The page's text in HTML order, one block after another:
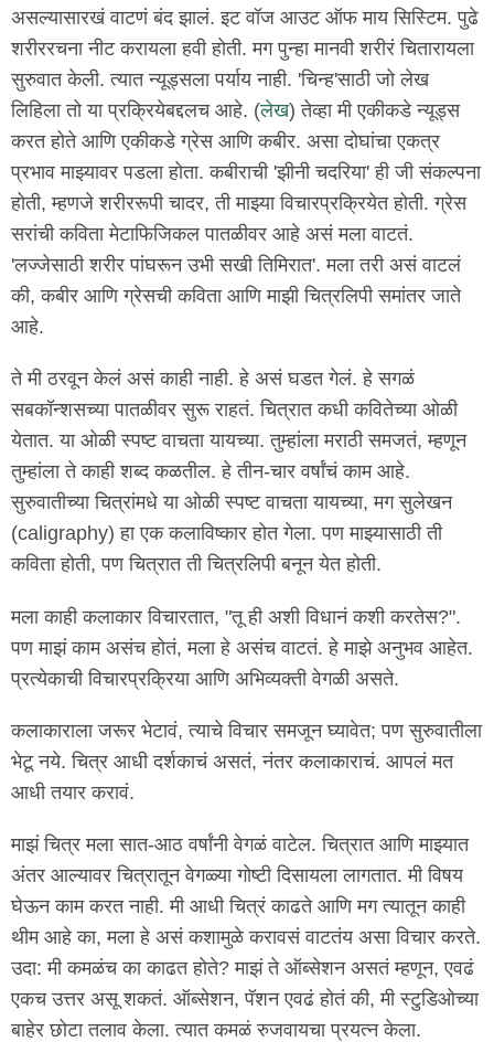
असल्यासारखं वाटणं बंद झालं. इट वॉज आउट ऑफ माय सिस्टिम. पुढे
शरीररचना नीट करायला हवी होती. मग पुन्हा मानवी शरीरं चितारायला
सुरुवात केली. त्यात न्यूड्सला पर्याय नाही. 'चिन्ह'साठी जो लेख
लिहिला तो या प्रक्रियेबद्दलच आहे. (लेख) तेव्हा मी एकीकडे न्यूड्स
करत होते आणि एकीकडे ग्रेस आणि कबीर. असा दोघांचा एकत्र
प्रभाव माझ्यावर पडला होता. कबीराची 'झीनी चदरिया' ही जी संकल्पना
होती, म्हणजे शरीररूपी चादर, ती माझ्या विचारप्रक्रियेत होती. ग्रेस
सरांची कविता मेटाफिजिकल पातळीवर आहे असं मला वाटतं.
'लज्जेसाठी शरीर पांघरून उभी सखी तिमिरात'. मला तरी असं वाटलं
की, कबीर आणि ग्रेसची कविता आणि माझी चित्रलिपी समांतर जाते
आहे.
ते मी ठरवून केलं असं काही नाही. हे असं घडत गेलं. हे सगळं
सबकॉन्शसच्या पातळीवर सुरू राहतं. चित्रात कधी कवितेच्या ओळी
येतात. या ओळी स्पष्ट वाचता यायच्या. तुम्हांला मराठी समजतं, म्हणून
तुम्हांला ते काही शब्द कळतील. हे तीन-चार वर्षांचं काम आहे.
सुरुवातीच्या चित्रांमधे या ओळी स्पष्ट वाचता यायच्या, मग सुलेखन
(caligraphy) हा एक कलाविष्कार होत गेला. पण माझ्यासाठी ती
कविता होती, पण चित्रात ती चित्रलिपी बनून येत होती.
मला काही कलाकार विचारतात, "तू ही अशी विधानं कशी करतेस?".
पण माझं काम असंच होतं, मला हे असंच वाटतं. हे माझे अनुभव आहेत.
प्रत्येकाची विचारप्रक्रिया आणि अभिव्यक्ती वेगळी असते.
कलाकाराला जरूर भेटावं, त्याचे विचार समजून घ्यावेत; पण सुरुवातीला
भेटू नये. चित्र आधी दर्शकाचं असतं, नंतर कलाकाराचं. आपलं मत
आधी तयार करावं.
माझं चित्र मला सात-आठ वर्षांनी वेगळं वाटेल. चित्रात आणि माझ्यात
अंतर आल्यावर चित्रातून वेगळ्या गोष्टी दिसायला लागतात. मी विषय
घेऊन काम करत नाही. मी आधी चित्रं काढते आणि मग त्यातून काही
थीम आहे का, मला हे असं कशामुळे करावसं वाटतंय असा विचार करते.
उदा: मी कमळंच का काढत होते? माझं ते ऑब्सेशन असतं म्हणून, एवढं
एकच उत्तर असू शकतं. ऑब्सेशन, पॅशन एवढं होतं की, मी स्टुडिओच्या
बाहेर छोटा तलाव केला. त्यात कमळं रुजवायचा प्रयत्न केला.